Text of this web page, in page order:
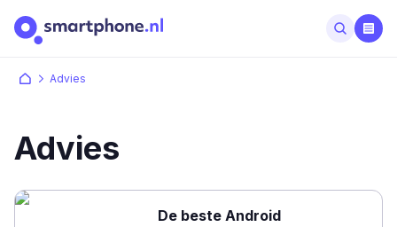
Advies
Advies
De beste Android